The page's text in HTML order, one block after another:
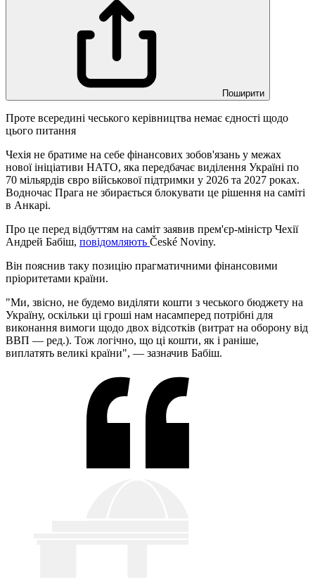
Поширити
Проте всередині чеського керівництва немає єдності щодо
цього питання
Чехія не братиме на себе фінансових зобов'язань у межах
нової ініціативи НАТО, яка передбачає виділення Україні по
70 мільярдів євро військової підтримки у 2026 та 2027 роках.
Водночас Прага не збирається блокувати це рішення на саміті
в Анкарі.
Про це перед відбуттям на саміт заявив прем'єр-міністр Чехії
Андрей Бабіш, повідомляють České Noviny.
Він пояснив таку позицію прагматичними фінансовими
пріоритетами країни.
"Ми, звісно, не будемо виділяти кошти з чеського бюджету на
Україну, оскільки ці гроші нам насамперед потрібні для
виконання вимоги щодо двох відсотків (витрат на оборону від
ВВП — ред.). Тож логічно, що ці кошти, як і раніше,
виплатять великі країни", — зазначив Бабіш.